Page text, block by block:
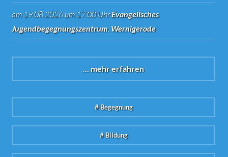
am 19.08.2026 um 17:00 UhrEvangelisches
Jugendbegegnungszentrum, Wernigerode
... mehr erfahren
# Begegnung
# Bildung